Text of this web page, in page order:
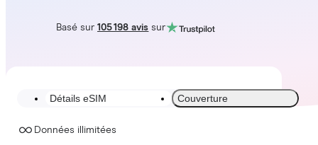
Basé sur105 198 avis sur
Détails eSIM Couverture
Données illimitées